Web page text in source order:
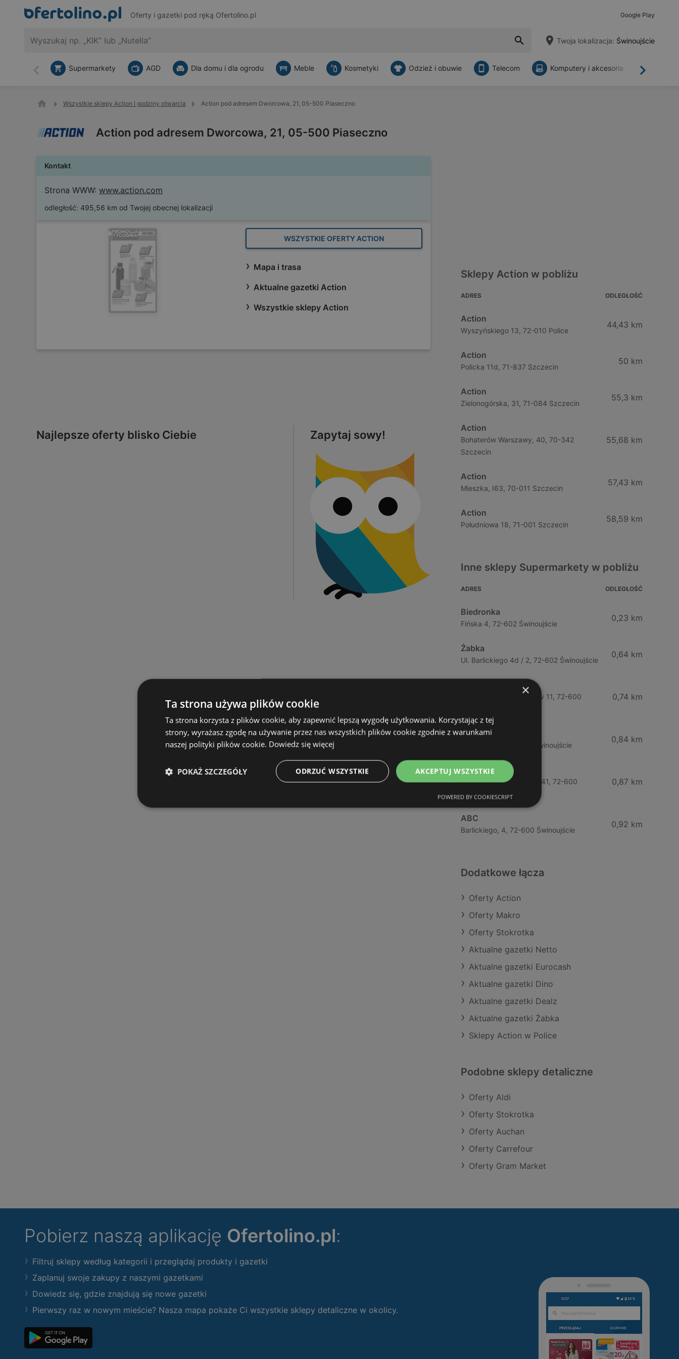
Oferty i gazetki pod ręką Ofertolino.pl Google Play
Twoja lokalizacja: Świnoujście
Wstecz Dalej
Supermarkety AGD Dla domu i dla ogrodu Meble Kosmetyki Odzież i obuwie Telecom Komputery i akcesoria
Wszystkie sklepy Action i godziny otwarcia Action pod adresem Dworcowa, 21, 05-500 Piaseczno
Action pod adresem Dworcowa, 21, 05-500 Piaseczno
Kontakt
Strona WWW: www.action.com
odległość: 495,56 km od Twojej obecnej lokalizacji
WSZYSTKIE OFERTY ACTION
Mapa i trasa
Aktualne gazetki Action
Wszystkie sklepy Action
Najlepsze oferty blisko Ciebie Zapytaj sowy!
Sklepy Action w pobliżu
ADRES ODLEGŁOŚĆ
Action
Wyszyńskiego 13, 72-010 Police
44,43 km
Action
Policka 11d, 71-837 Szczecin
50 km
Action
Zielonogórska, 31, 71-084 Szczecin
55,3 km
Action
Bohaterów Warszawy, 40, 70-342
Szczecin
55,68 km
Action
Mieszka, I63, 70-011 Szczecin
57,43 km
Action
Południowa 18, 71-001 Szczecin
58,59 km
Inne sklepy Supermarkety w pobliżu
ADRES ODLEGŁOŚĆ
Biedronka
Fińska 4, 72-602 Świnoujście
0,23 km
Żabka
Ul. Barlickiego 4d / 2, 72-602 Świnoujście
0,64 km
Wybrzeze Władysława Iv 11, 72-600
0,74 km
Biedronka
Chrobrego 9, 72-600 Świnoujście
0,84 km
Lidl
Ul. Bohaterów Września 41, 72-600
Świnoujście
0,87 km
ABC
Barlickiego, 4, 72-600 Świnoujście
0,92 km
Dodatkowe łącza
Oferty Action
Oferty Makro
Oferty Stokrotka
Aktualne gazetki Netto
Aktualne gazetki Eurocash
Aktualne gazetki Dino
Aktualne gazetki Dealz
Aktualne gazetki Żabka
Sklepy Action w Police
Podobne sklepy detaliczne
Oferty Aldi
Oferty Stokrotka
Oferty Auchan
Oferty Carrefour
Oferty Gram Market
Pobierz naszą aplikację Ofertolino.pl:
Filtruj sklepy według kategorii i przeglądaj produkty i gazetki
Zaplanuj swoje zakupy z naszymi gazetkami
Dowiedz się, gdzie znajdują się nowe gazetki
Pierwszy raz w nowym mieście? Nasza mapa pokaże Ci wszystkie sklepy detaliczne w okolicy.
×
Ta strona używa plików cookie
Ta strona korzysta z plików cookie, aby zapewnić lepszą wygodę użytkowania. Korzystając z tej
strony, wyrażasz zgodę na używanie przez nas wszystkich plików cookie zgodnie z warunkami
naszej polityki plików cookie. Dowiedz się więcej
AKCEPTUJ WSZYSTKIE
ODRZUĆ WSZYSTKIE
POKAŻ SZCZEGÓŁY
POWERED BY COOKIESCRIPT